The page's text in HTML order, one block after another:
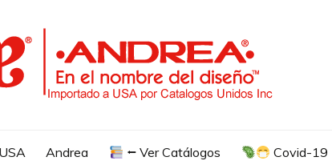
Andrea ⭠ Ver Catálogos Covid-19